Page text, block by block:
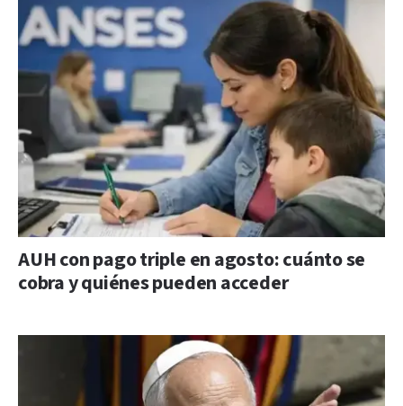
AUH con pago triple en agosto: cuánto se
cobra y quiénes pueden acceder